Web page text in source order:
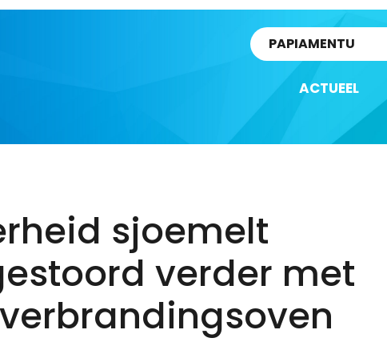
PAPIAMENTU
ACTUEEL
sjoemelt
verder met